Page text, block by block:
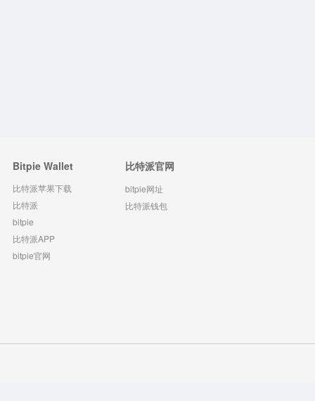
Bitpie Wallet
比特派苹果下载
比特派
bitpie
比特派APP
bitpie官网
比特派官网
bitpie网址
比特派钱包